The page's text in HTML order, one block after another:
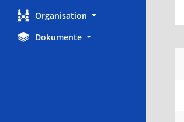
Organisation
Dokumente